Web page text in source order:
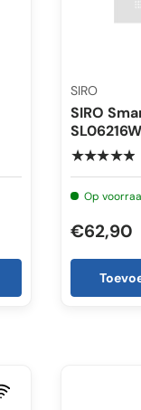
SIRO
SIRO
SL06216W
★★★★★
Op
€62,90